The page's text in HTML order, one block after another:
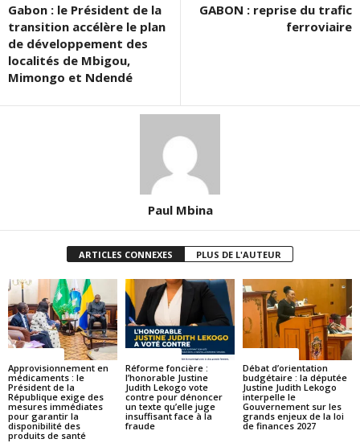
Gabon : le Président de la
transition accélère le plan
de développement des
localités de Mbigou,
Mimongo et Ndendé
GABON : reprise du trafic
ferroviaire
Paul Mbina
ARTICLES CONNEXES PLUS DE L'AUTEUR
Approvisionnement en
médicaments : le
Président de la
République exige des
mesures immédiates
pour garantir la
disponibilité des
produits de santé
Réforme foncière :
l’honorable Justine
Judith Lekogo vote
contre pour dénoncer
un texte qu’elle juge
insuffisant face à la
fraude
Débat d’orientation
budgétaire : la députée
Justine Judith Lekogo
interpelle le
Gouvernement sur les
grands enjeux de la loi
de finances 2027